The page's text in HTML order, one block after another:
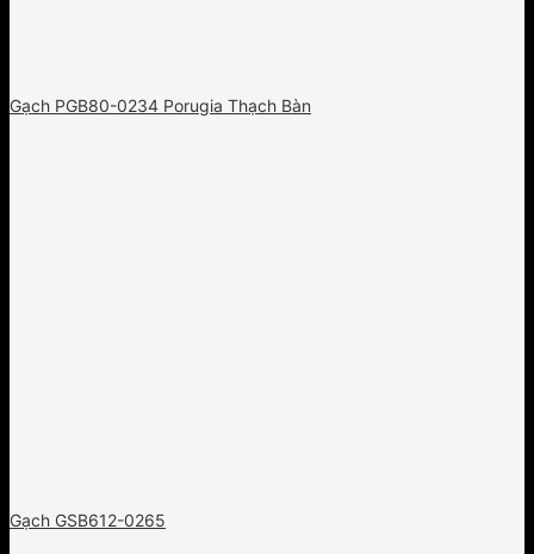
Gạch PGB80-0234 Porugia Thạch Bàn
Gạch GSB612-0265